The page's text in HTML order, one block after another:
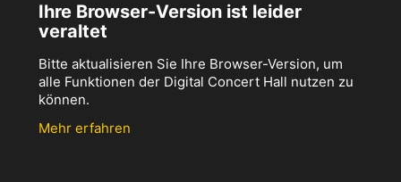
Ihre Browser-Version ist leider
veraltet
Bitte aktualisieren Sie Ihre Browser-Version, um
alle Funktionen der Digital Concert Hall nutzen zu
können.
Mehr erfahren